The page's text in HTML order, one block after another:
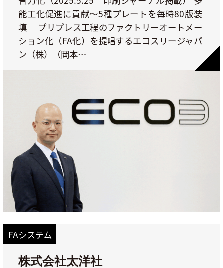
能工化促進に貢献〜5種プレートを毎時80版装
填 プリプレス工程のファクトリーオートメー
ション化（FA化）を提唱するエコスリージャパ
ン（株）（岡本…
FAシステム
株式会社太洋社